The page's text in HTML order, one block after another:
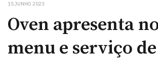
15 JUNHO 2023
Oven apresenta
menu e serviço